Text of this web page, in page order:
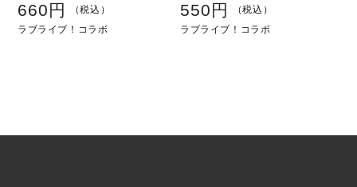
通
常
660円
（税込）
ラブライブ！コラボ
通
常
550円
（税込）
ラブライブ！コラボ